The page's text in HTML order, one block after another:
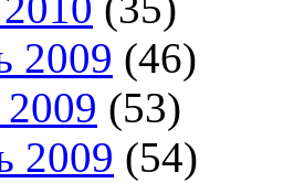
2009 (46)
(53)
2009 (54)